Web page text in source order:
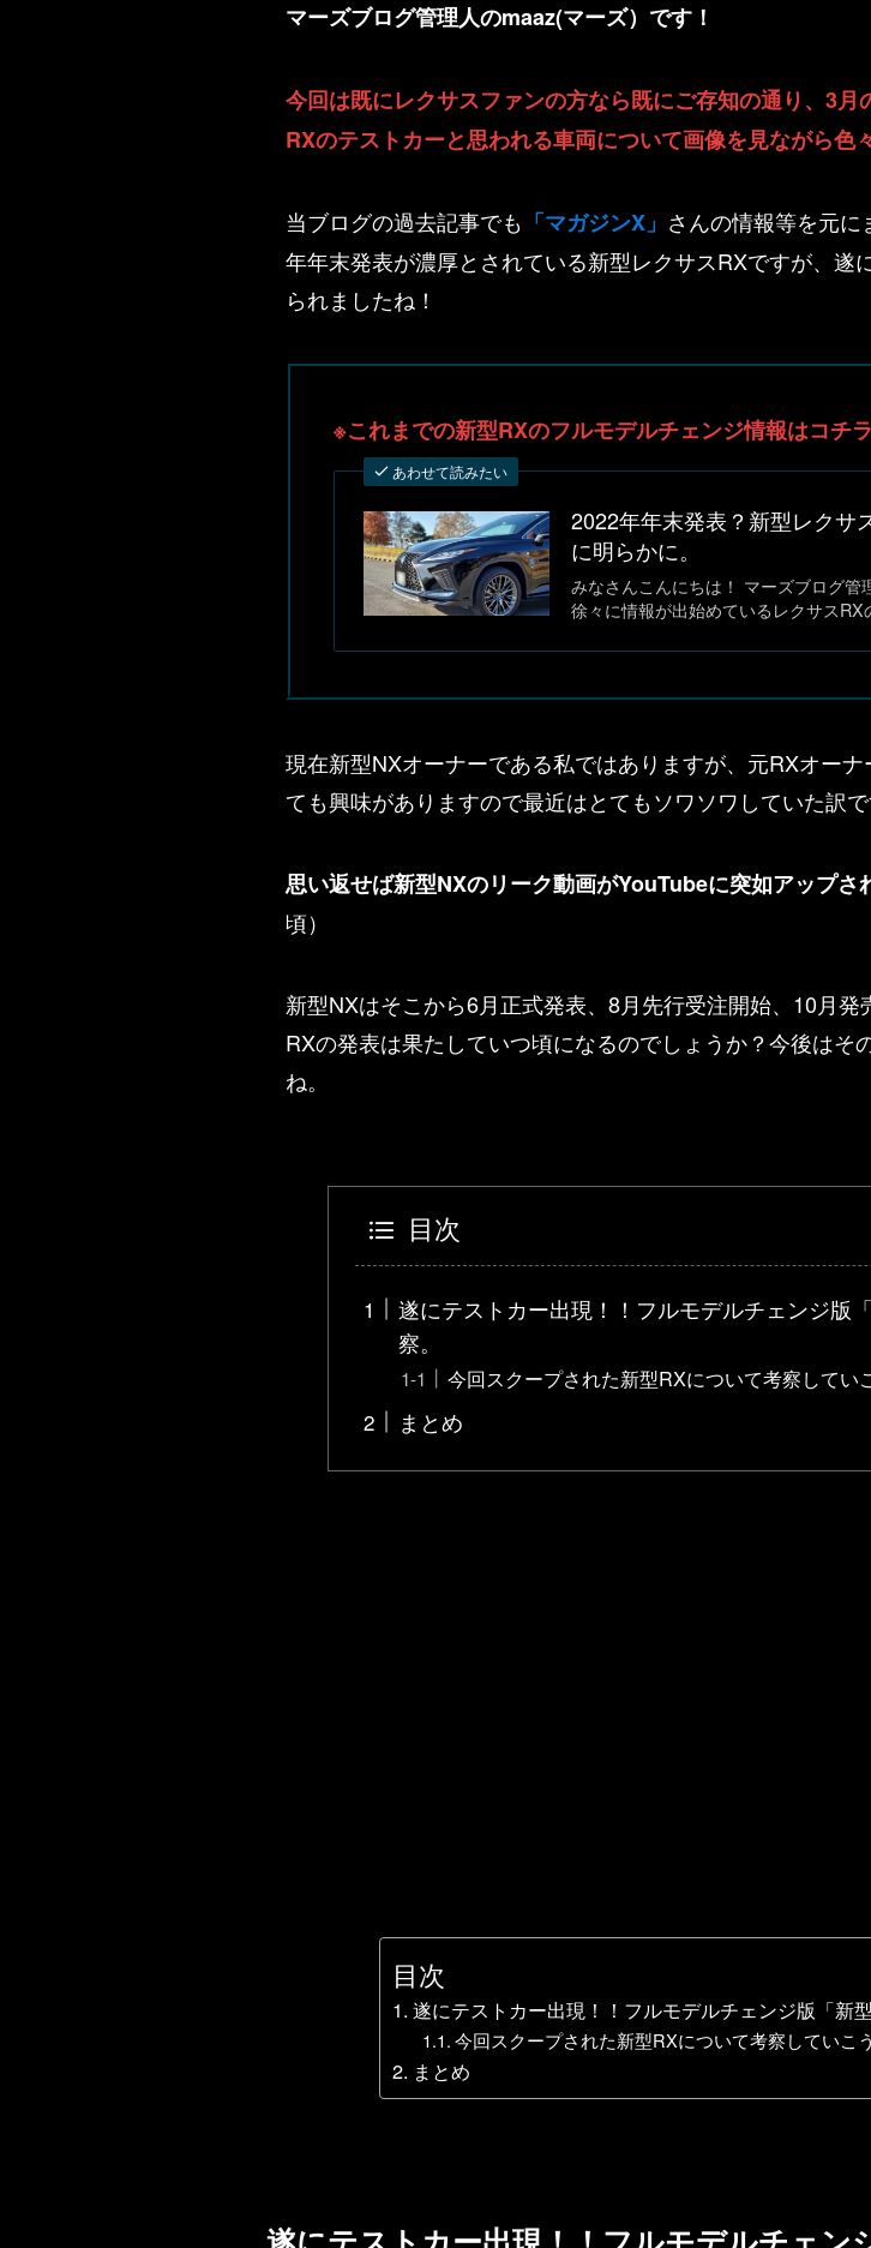
マーズブログ管理人のmaaz(マーズ）です！
今回は既にレクサスファンの方なら既にご存知の通り、3
RXのテストカーと思われる車両について画像を見ながら色
当ブログの過去記事でも 「マガジンX」 さんの情報等を元
年年末発表が濃厚とされている新型レクサスRXですが、遂
られましたね！
※これまでの新型RXのフルモデルチェンジ情報はコチ
あわせて読みたい
2022年年末発表？新型レクサ
に明らかに。
みなさんこんにちは！ マーズブログ
徐々に情報が出始めているレクサス
現在新型NXオーナーである私ではありますが、元RXオー
ても興味がありますので最近はとてもソワソワしていた訳
思い返せば新型NXのリーク動画がYouTubeに突如アップさ
頃）
新型NXはそこから6月正式発表、8月先行受注開始、10月
RXの発表は果たしていつ頃になるのでしょうか？今後は
ね。
目次
遂にテストカー出現！！フルモデルチェンジ版
察。
今回スクープされた新型RXについて考察してい
まとめ
目次
遂にテストカー出現！！フルモデルチェンジ版「新
今回スクープされた新型RXについて考察していこう
まとめ